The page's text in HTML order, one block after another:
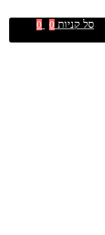
סל קניות 0
0